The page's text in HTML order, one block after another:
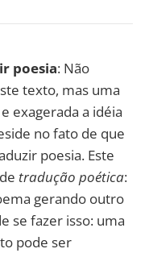
poesia: Não
texto, mas uma
exagerada a idéia
no fato de que
poesia. Este
tradução poética:
gerando outro
se fazer isso: uma
pode ser